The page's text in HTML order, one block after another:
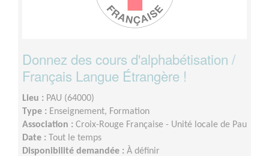
Donnez des cours d'alphabétisation /
Français Langue Étrangère !
Lieu : PAU (64000)
Type : Enseignement, Formation
Association : Croix-Rouge Française - Unité locale de Pau
Date :
Tout le temps
Disponibilité demandée : À définir